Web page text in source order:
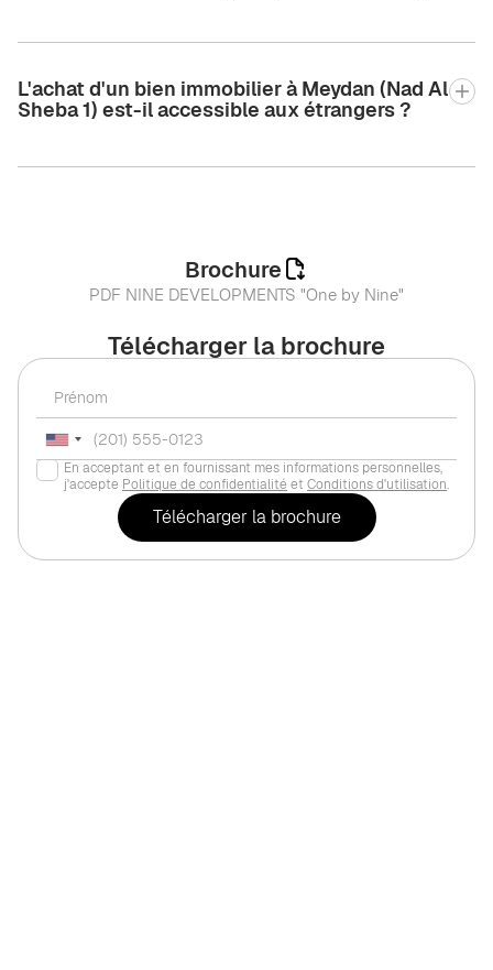
L'achat d'un bien immobilier à Meydan (Nad Al
Sheba 1) est-il accessible aux étrangers ?
Télécharger la brochure
En acceptant et en fournissant mes informations personnelles,
j'accepte Politique de confidentialité et Conditions d'utilisation.
Brochure
PDF NINE DEVELOPMENTS "One by Nine"